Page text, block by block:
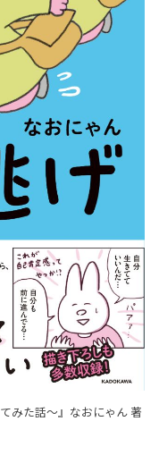
みた話～』なおにゃん 著